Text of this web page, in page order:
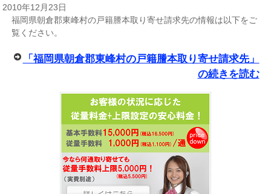
2010年12月23日
福岡県朝倉郡東峰村の戸籍謄本取り寄せ請求先の情報は以下をご
覧ください。
「福岡県朝倉郡東峰村の戸籍謄本取り寄せ請求先」
の続きを読む